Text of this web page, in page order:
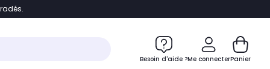
Accéder directement au chatbot
Besoin d'aide ?Me connecterPanier